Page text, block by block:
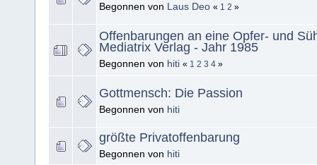
Begonnen von Laus Deo « 1 2 »
Offenbarungen an eine Opfer- und
Mediatrix Verlag - Jahr 1985
Begonnen von hiti « 1 2 3 4 »
Gottmensch: Die Passion
Begonnen von hiti
größte Privatoffenbarung
Begonnen von hiti